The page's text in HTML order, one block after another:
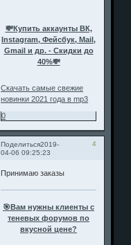
💸Купить аккаунты ВК,
Instagram, Фейсбук, Mail,
Gmail и др. - Скидки до
40%💸
Скачать самые свежие
новинки 2021 года в mp3
0
Поделиться 4
2019-
04-06 09:25:23
Принимаю заказы
🎯Вам нужны клиенты с
теневых форумов по
вкусной цене?